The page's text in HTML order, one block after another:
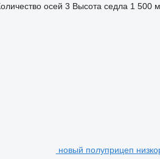
осей 3 Высота седла 1 500
новый полуприцеп